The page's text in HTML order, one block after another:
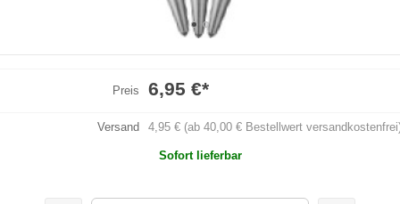
Preis 6,95 €*
Versand 4,95 € (ab 40,00 € Bestellwert
Sofort lieferbar